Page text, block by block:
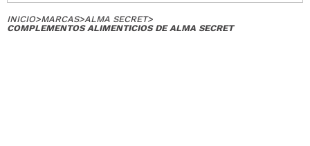
INICIO>MARCAS>ALMA SECRET>
COMPLEMENTOS ALIMENTICIOS DE ALMA SECRET